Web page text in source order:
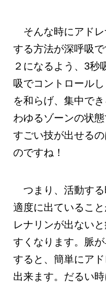
そんな時にアドレ
する方法が深呼吸
２になるよう、3秒
吸でコントロール
を和らげ、集中で
わゆるゾーンの状
すごい技が出せる
のですね！
つまり、活動する
適度に出ているこ
レナリンが出ない
すくなります。脈
すると、簡単にア
出来ます。だるい